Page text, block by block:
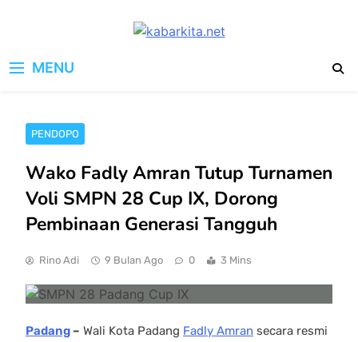
MENU
PENDOPO
Wako Fadly Amran Tutup Turnamen
Voli SMPN 28 Cup IX, Dorong
Pembinaan Generasi Tangguh
Rino Adi 9 Bulan Ago 0 3 Mins
Padang – Wali Kota Padang Fadly Amran secara resmi